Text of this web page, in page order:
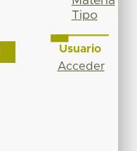
Tipo
Usuario
Acceder